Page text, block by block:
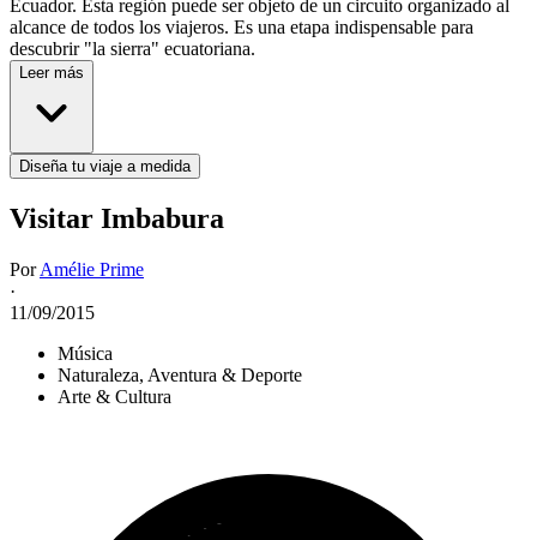
Ecuador. Esta región puede ser objeto de un circuito organizado al
alcance de todos los viajeros. Es una etapa indispensable para
descubrir "la sierra" ecuatoriana.
Leer más
Diseña tu viaje a medida
Visitar Imbabura
PorAmélie Prime
·
11/09/2015
Música
Naturaleza, Aventura & Deporte
Arte & Cultura